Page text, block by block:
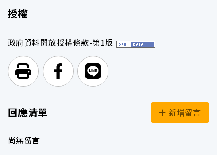
授權
政府資料開放授權條款-第1版
列印頁面前往Facebook
前往Line
回應清單 新增留言
尚無留言